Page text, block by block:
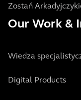
Zostań
Our Work &
Wiedza
Digital Products